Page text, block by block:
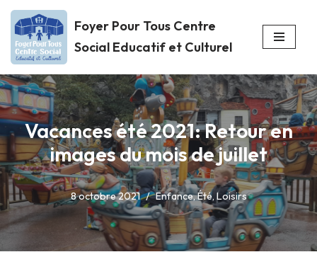
Aller
au
contenu
Foyer Pour Tous Centre
Social Educatif et Culturel
Vacances été 2021: Retour en
images du mois de juillet
8 octobre 2021 Enfance,Été, Loisirs